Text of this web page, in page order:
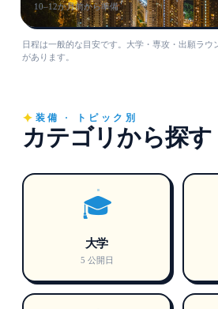
10–12か月前から準備
日程は一般的な目安です。大学・専攻・出願ラウ
があります。
装備 · トピック別
カテゴリから探す
🎓
大学
5 公開日